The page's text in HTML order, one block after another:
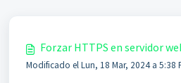
Forzar HTTPS en servidor
Modificado el Lun, 18 Mar, 2024 a 5:38